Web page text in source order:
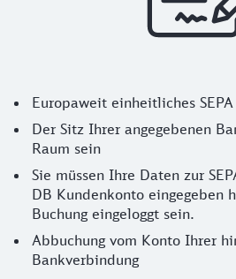
Europaweit einheitliches
Der Sitz Ihrer angegebenen
Raum sein
Sie müssen Ihre Daten zur
DB Kundenkonto eingegeben
Buchung eingeloggt sein.
Abbuchung vom Konto Ihrer
Bankverbindung